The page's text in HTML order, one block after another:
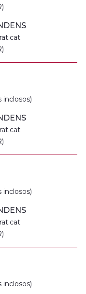
inclosos)
inclosos)
inclosos)